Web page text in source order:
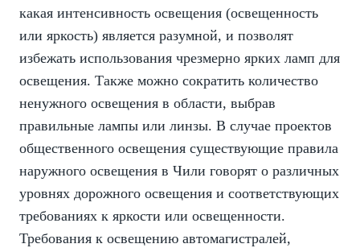
какая интенсивность освещения (освещенность
или яркость) является разумной, и позволят
избежать использования чрезмерно ярких ламп для
освещения. Также можно сократить количество
ненужного освещения в области, выбрав
правильные лампы или линзы. В случае проектов
общественного освещения существующие правила
наружного освещения в Чили говорят о различных
уровнях дорожного освещения и соответствующих
требованиях к яркости или освещенности.
Требования к освещению автомагистралей,